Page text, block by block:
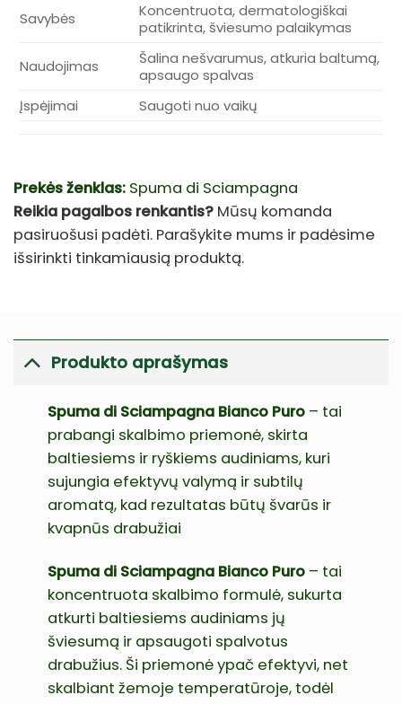
Savybės
Koncentruota, dermatologiškai
patikrinta, šviesumo palaikymas
Naudojimas
Šalina nešvarumus, atkuria baltumą,
apsaugo spalvas
Įspėjimai
Saugoti nuo vaikų
Prekės ženklas: Spuma di Sciampagna
Reikia pagalbos renkantis? Mūsų komanda
pasiruošusi padėti. Parašykite mums ir padėsime
išsirinkti tinkamiausią produktą.
Produkto aprašymas
Spuma di Sciampagna Bianco Puro – tai
prabangi skalbimo priemonė, skirta
baltiesiems ir ryškiems audiniams, kuri
sujungia efektyvų valymą ir subtilų
aromatą, kad rezultatas būtų švarūs ir
kvapnūs drabužiai
Spuma di Sciampagna Bianco Puro – tai
koncentruota skalbimo formulė, sukurta
atkurti baltiesiems audiniams jų
šviesumą ir apsaugoti spalvotus
drabužius. Ši priemonė ypač efektyvi, net
skalbiant žemoje temperatūroje, todėl